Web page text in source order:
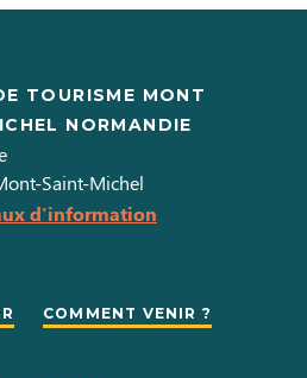
TOURISME MONT
NORMANDIE
Saint-Michel
d'information
COMMENT VENIR ?